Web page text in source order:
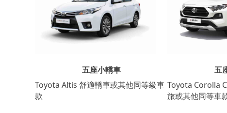
五座小轎車
Toyota Altis 舒適轎車或其他同等級車
款
五
Toyota Corolla
旅或其他同等車